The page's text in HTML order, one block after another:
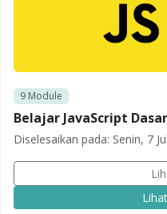
9Module
Belajar JavaScript
Diselesaikan pada: Senin, 7